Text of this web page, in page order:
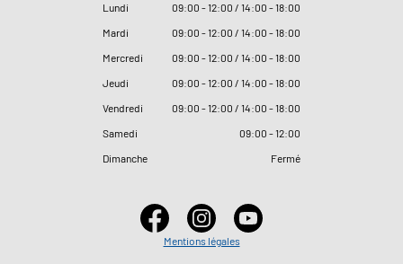
Lundi 09:00 - 12:00 / 14:00 - 18:00
Mardi
09:00 - 12:00 / 14:00 - 18:00
Mercredi
09:00 - 12:00 / 14:00 - 18:00
Jeudi
09:00 - 12:00 / 14:00 - 18:00
Vendredi
09:00 - 12:00 / 14:00 - 18:00
Samedi
09:00 - 12:00
Dimanche
Fermé
Mentions légales